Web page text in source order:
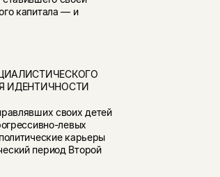
ка­питала — и
ИДЕНТИЧНОСТИ
своих детей
левых
карьеры
период Второй